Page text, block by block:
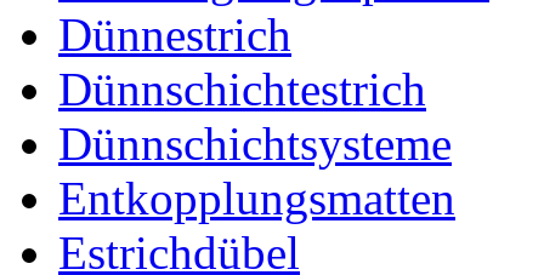
Dünnestrich
Dünnschichtestrich
Dünnschichtsysteme
Entkopplungsmatten
Estrichdübel